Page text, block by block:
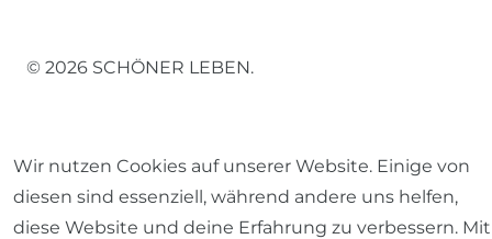
© 2026 SCHÖNER LEBEN.
Impressum Daten­schutz­erklärung AGB
Wir nutzen Cookies auf unserer Website. Einige von
diesen sind essenziell, während andere uns helfen,
diese Website und deine Erfahrung zu verbessern. Mit